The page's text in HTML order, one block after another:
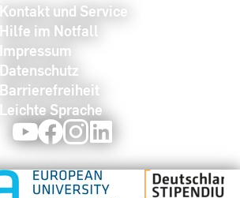
Kontakt und Service
Hilfe im Notfall
Impressum
Datenschutz
Barrierefreiheit
Leichte Sprache
YoutubeFacebookInstagram